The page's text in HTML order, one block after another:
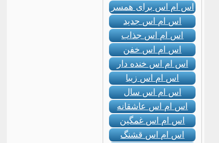
اس ام اس برای همسر
اس ام اس جدید
اس ام اس جذاب
اس ام اس خفن
اس ام اس خنده دار
اس ام اس زیبا
اس ام اس سال
اس ام اس عاشقانه
اس ام اس غمگین
اس ام اس قشنگ